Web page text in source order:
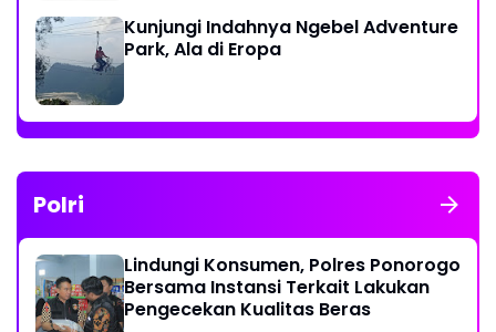
Kunjungi Indahnya Ngebel Adventure
Park, Ala di Eropa
Polri
Lindungi Konsumen, Polres Ponorogo
Bersama Instansi Terkait Lakukan
Pengecekan Kualitas Beras